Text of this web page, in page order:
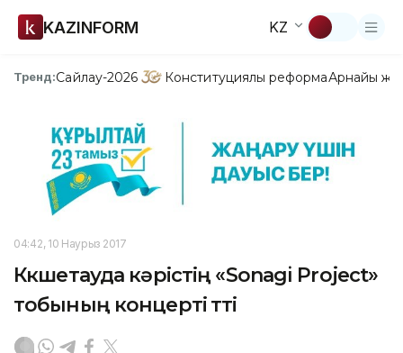
KAZINFORM KZ
Тренд:Сайлау-2026 Конституциялық реформаАрнайы
04:42, 10 Наурыз 2017
Көкшетауда кәрістің «Sonagi Projec­t»
тобының концерті өтті